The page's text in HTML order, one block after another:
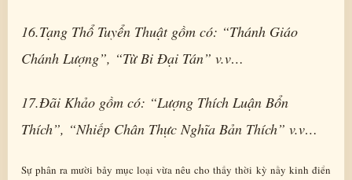
16.Tạng Thổ Tuyển Thuật gồm có: “Thánh Giáo
Chánh Lượng”, “Từ Bi Đại Tán” v.v…
17.Đãi Khảo gồm có: “Lượng Thích Luận Bổn
Thích”, “Nhiếp Chân Thực Nghĩa Bản Thích” v.v…
Sự phân ra mười bảy mục loại vừa nêu cho thấy thời kỳ nầy kinh điển